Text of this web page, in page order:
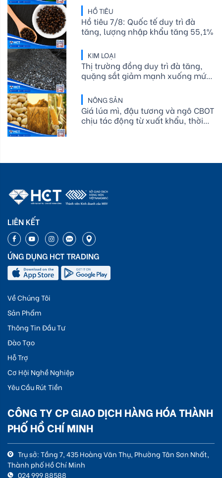
tục giảm
HỒ TIÊU
Hồ tiêu 7/8: Quốc tế duy trì đà
tăng, lượng nhập khẩu tăng 55,1%
KIM LOẠI
Thị trường đồng duy trì đà tăng,
quặng sắt giảm mạnh xuống mức
NÔNG SẢN
Giá lúa mì, đậu tương và ngô CBOT
chịu tác động từ xuất khẩu, thời
LIÊN KẾT
ỨNG DỤNG HCT TRADING
Về Chúng Tôi
Sản Phẩm
Thông Tin Đầu Tư
Đào Tạo
Hỗ Trợ
Cơ Hội Nghề Nghiệp
Yêu Cầu Rút Tiền
CÔNG TY CP GIAO DỊCH HÀNG HÓA THÀNH
PHỐ HỒ CHÍ MINH
Trụ sở: Tầng 7, 435 Hoàng Văn Thụ, Phường Tân Sơn Nhất,
Thành phố Hồ Chí Minh
024 999 88588